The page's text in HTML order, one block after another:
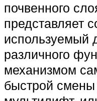
почвенного
представляет
используемый
различного
механизмом
быстрой смены